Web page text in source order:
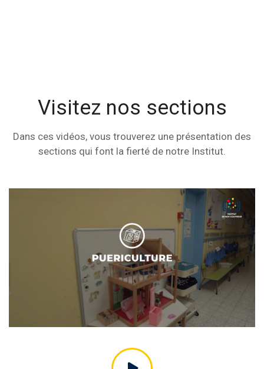
Visitez nos sections
Dans ces vidéos, vous trouverez une présentation des
sections qui font la fierté de notre Institut.